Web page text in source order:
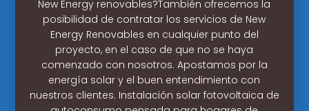
New Energy renovables?También ofrecemos la
posibilidad de contratar los servicios de New
Energy Renovables en cualquier punto del
proyecto, en el caso de que no se haya
comenzado con nosotros. Apostamos por la
energía solar y el buen entendimiento con
nuestros clientes. Instalación solar fotovoltaica de